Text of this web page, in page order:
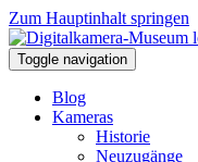
Zum Hauptinhalt springen
Toggle navigation
Blog
Kameras
Historie
Neuzugänge